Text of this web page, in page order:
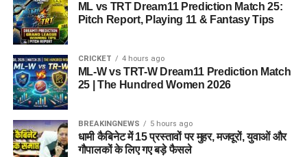
ML vs TRT Dream11 Prediction Match 25:
Pitch Report, Playing 11 & Fantasy Tips
CRICKET 4 hours ago
ML-W vs TRT-W Dream11 Prediction Match
25 | The Hundred Women 2026
BREAKINGNEWS 5 hours ago
धामी कैबिनेट में 15 प्रस्तावों पर मुहर, मजदूरों, युवाओं और
गौपालकों के लिए गए बड़े फैसले